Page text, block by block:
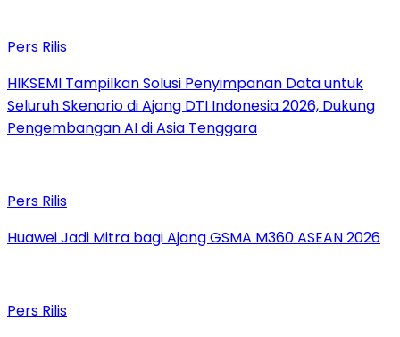
Pers Rilis
HIKSEMI Tampilkan Solusi Penyimpanan Data untuk
Seluruh Skenario di Ajang DTI Indonesia 2026, Dukung
Pengembangan AI di Asia Tenggara
Pers Rilis
Huawei Jadi Mitra bagi Ajang GSMA M360 ASEAN 2026
Pers Rilis